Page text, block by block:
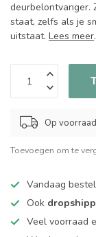
deurbelontvanger.
staat, zelfs als je
uitstaat. Lees meer.
Op
Toevoegen om te
Vandaag
Ook
Veel voorraad